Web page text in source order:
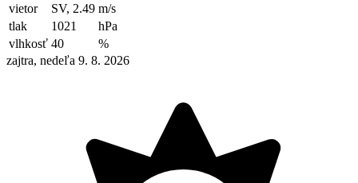
vietor
SV, 2.49 m/s
tlak
1021
hPa
vlhkosť 40
%
zajtra, nedeľa 9. 8. 2026